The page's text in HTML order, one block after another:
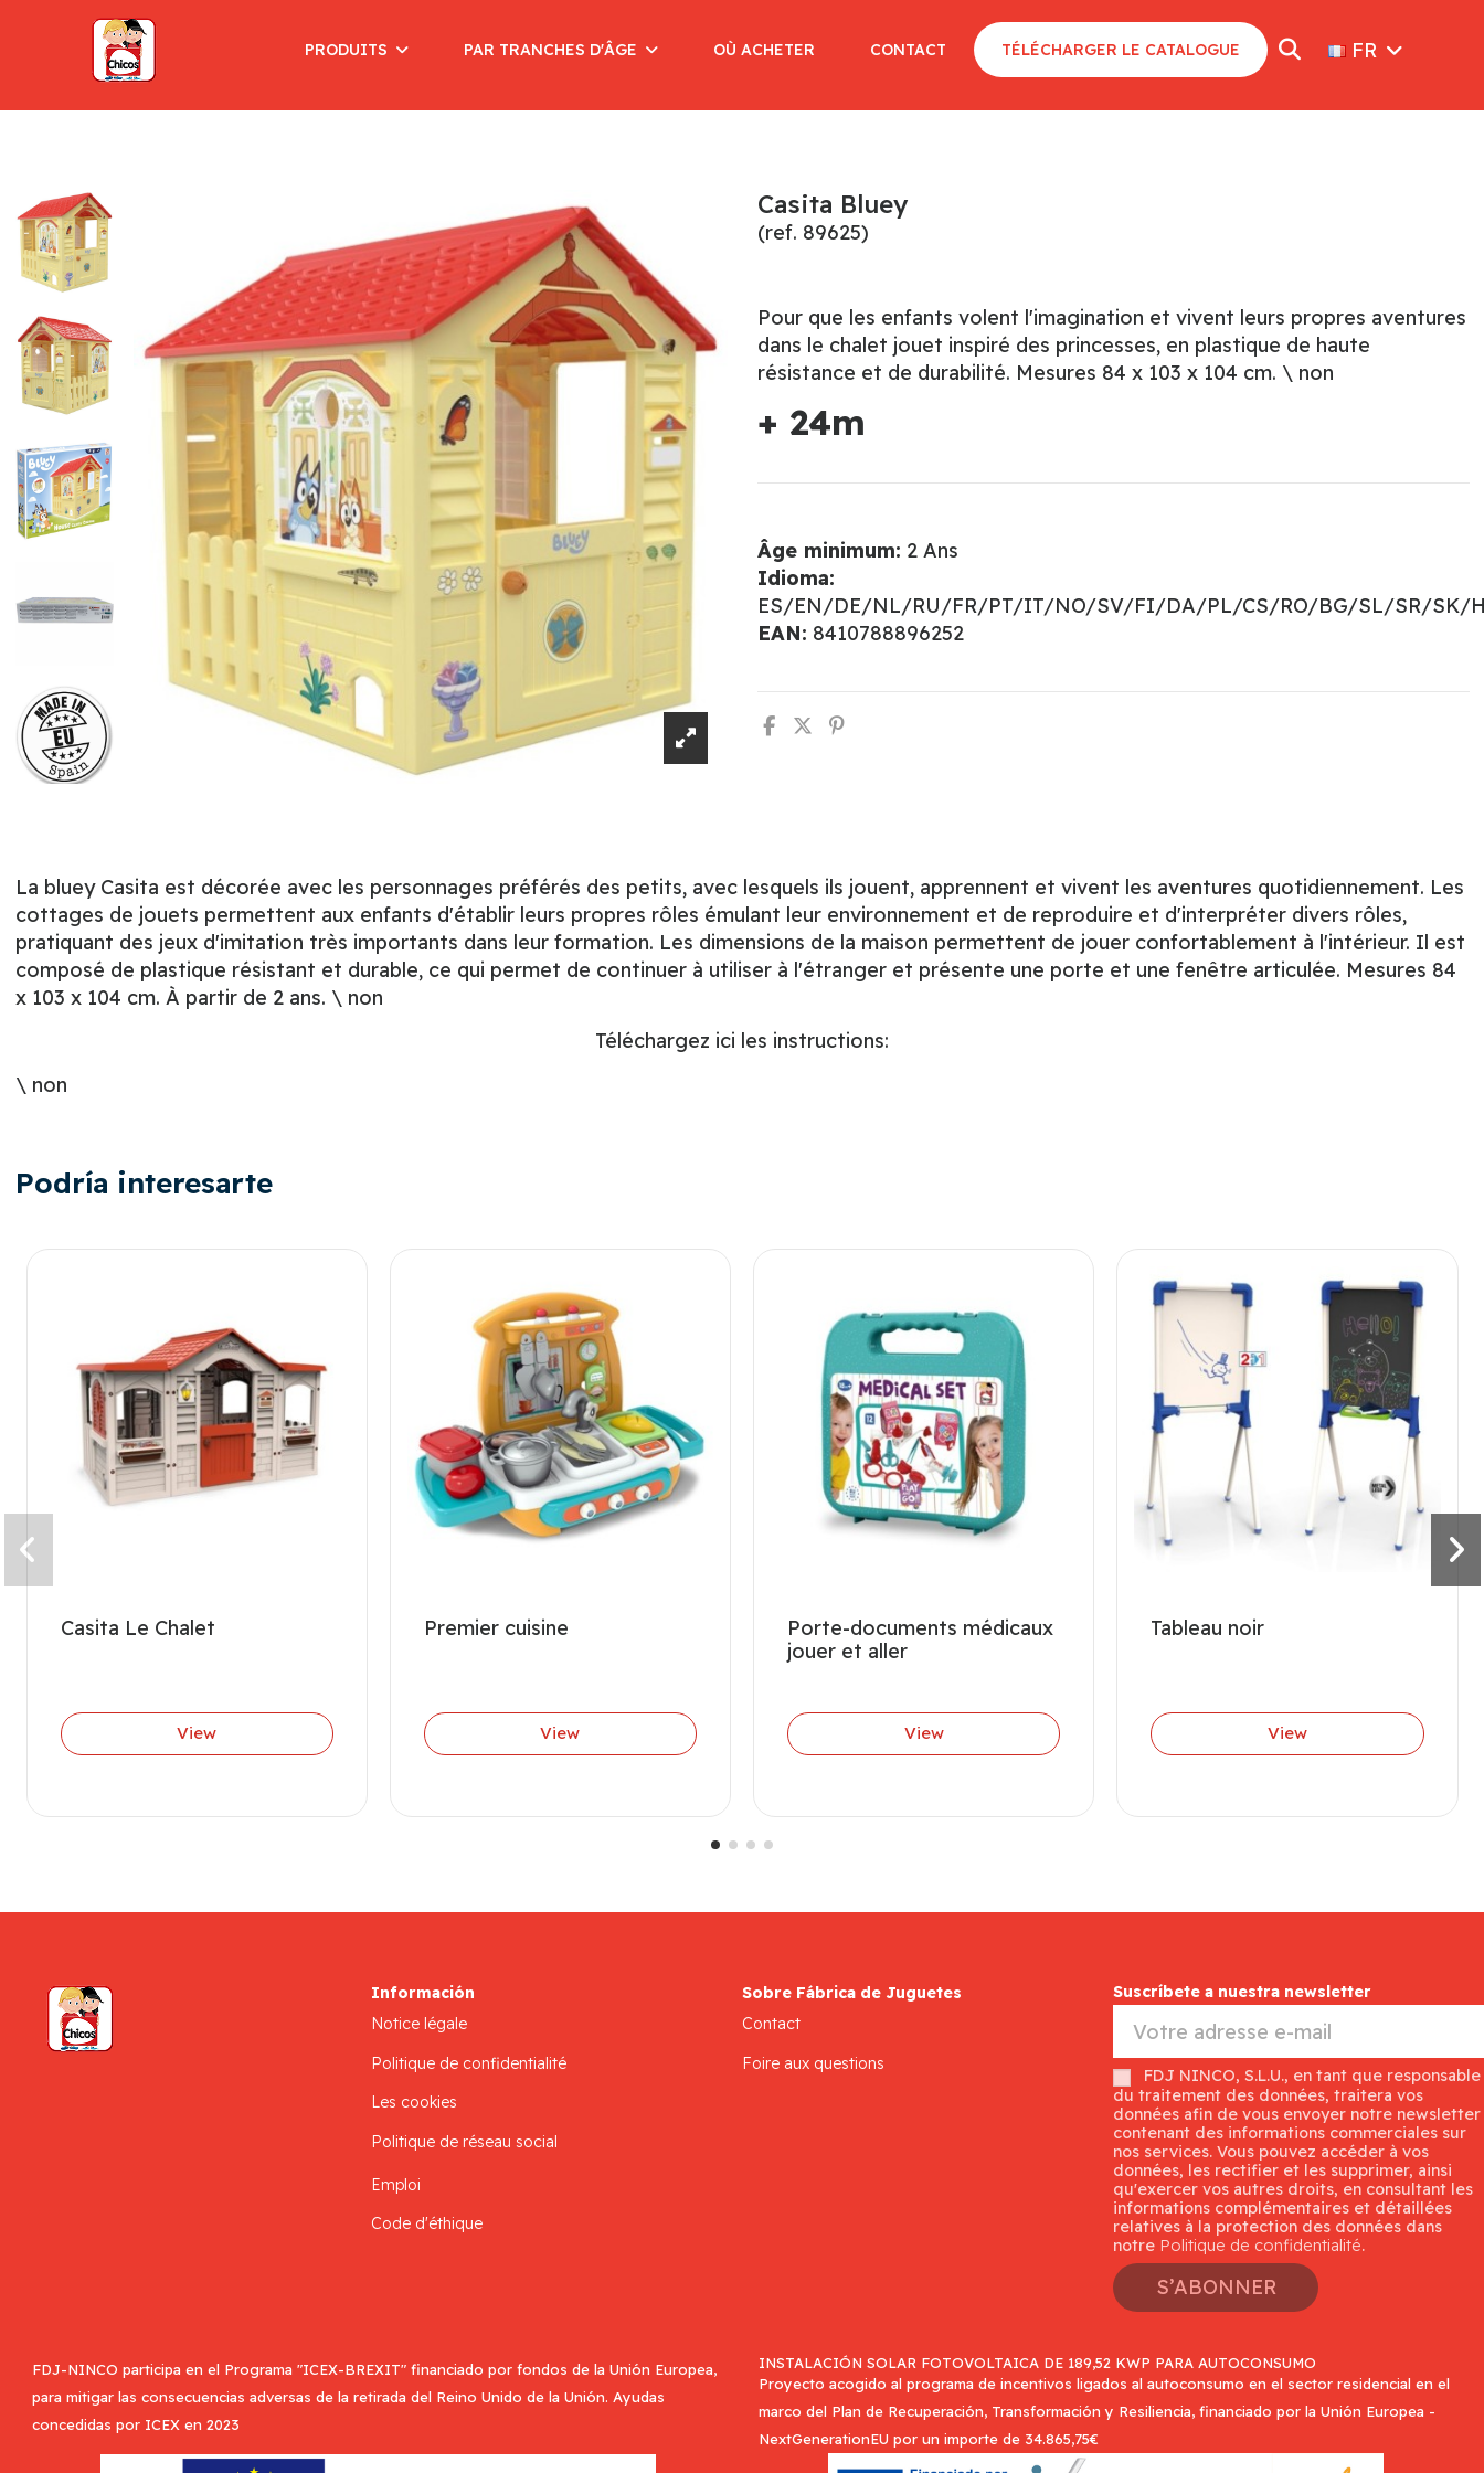
PRODUITS PAR TRANCHES D'ÂGE OÙ ACHETER CONTACT TÉLÉCHARGER LE CATALOGUE FR
Casita Bluey
(ref. 89625)
Pour que les enfants volent l'imagination et vivent leurs propres aventures
dans le chalet jouet inspiré des princesses, en plastique de haute
résistance et de durabilité. Mesures 84 x 103 x 104 cm. \ non
+ 24m
Âge minimum: 2 Ans
Idioma:
ES/EN/DE/NL/RU/FR/PT/IT/NO/SV/FI/DA/PL/CS/RO/BG/SL/SR/SK/
EAN: 8410788896252
La bluey Casita est décorée avec les personnages préférés des petits, avec lesquels ils jouent, apprennent et vivent les aventures quotidiennement. Les
cottages de jouets permettent aux enfants d'établir leurs propres rôles émulant leur environnement et de reproduire et d'interpréter divers rôles,
pratiquant des jeux d'imitation très importants dans leur formation. Les dimensions de la maison permettent de jouer confortablement à l'intérieur. Il est
composé de plastique résistant et durable, ce qui permet de continuer à utiliser à l'étranger et présente une porte et une fenêtre articulée. Mesures 84
x 103 x 104 cm. À partir de 2 ans. \ non
Téléchargez ici les instructions:
\ non
Podría interesarte
Casita Le Chalet
View
Premier cuisine
View
Porte-documents médicaux
jouer et aller
View
Tableau noir
View
Información
Notice légale
Politique de confidentialité
Les cookies
Politique de réseau social
Emploi
Code d'éthique
Sobre Fábrica de Juguetes
Contact
Foire aux questions
Suscríbete a nuestra newsletter
FDJ NINCO, S.L.U., en tant que responsable
du traitement des données, traitera vos
données afin de vous envoyer notre newsletter
contenant des informations commerciales sur
nos services. Vous pouvez accéder à vos
données, les rectifier et les supprimer, ainsi
qu'exercer vos autres droits, en consultant les
informations complémentaires et détaillées
relatives à la protection des données dans
notre Politique de confidentialité.
S’ABONNER
FDJ-NINCO participa en el Programa "ICEX-BREXIT" financiado por fondos de la Unión Europea,
para mitigar las consecuencias adversas de la retirada del Reino Unido de la Unión. Ayudas
concedidas por ICEX en 2023
INSTALACIÓN SOLAR FOTOVOLTAICA DE 189,52 KWP PARA AUTOCONSUMO
Proyecto acogido al programa de incentivos ligados al autoconsumo en el sector residencial en el
marco del Plan de Recuperación, Transformación y Resiliencia, financiado por la Unión Europea -
NextGenerationEU por un importe de 34.865,75€